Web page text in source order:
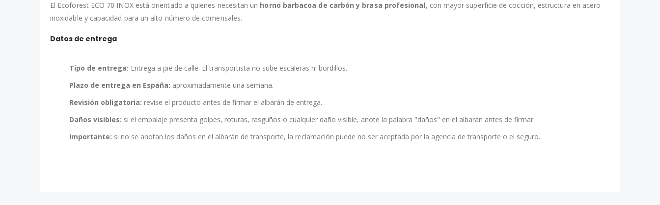
El Ecoforest ECO 70 INOX está orientado a quienes necesitan un horno barbacoa de carbón y brasa profesional, con mayor superficie de cocción, estructura en acero
inoxidable y capacidad para un alto número de comensales.
Datos de entrega
Tipo de entrega: Entrega a pie de calle. El transportista no sube escaleras ni bordillos.
Plazo de entrega en España: aproximadamente una semana.
Revisión obligatoria: revise el producto antes de firmar el albarán de entrega.
Daños visibles: si el embalaje presenta golpes, roturas, rasguños o cualquier daño visible, anote la palabra "daños" en el albarán antes de firmar.
Importante: si no se anotan los daños en el albarán de transporte, la reclamación puede no ser aceptada por la agencia de transporte o el seguro.